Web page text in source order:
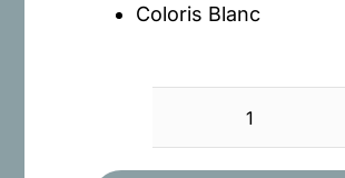
Coloris Blanc
quantité